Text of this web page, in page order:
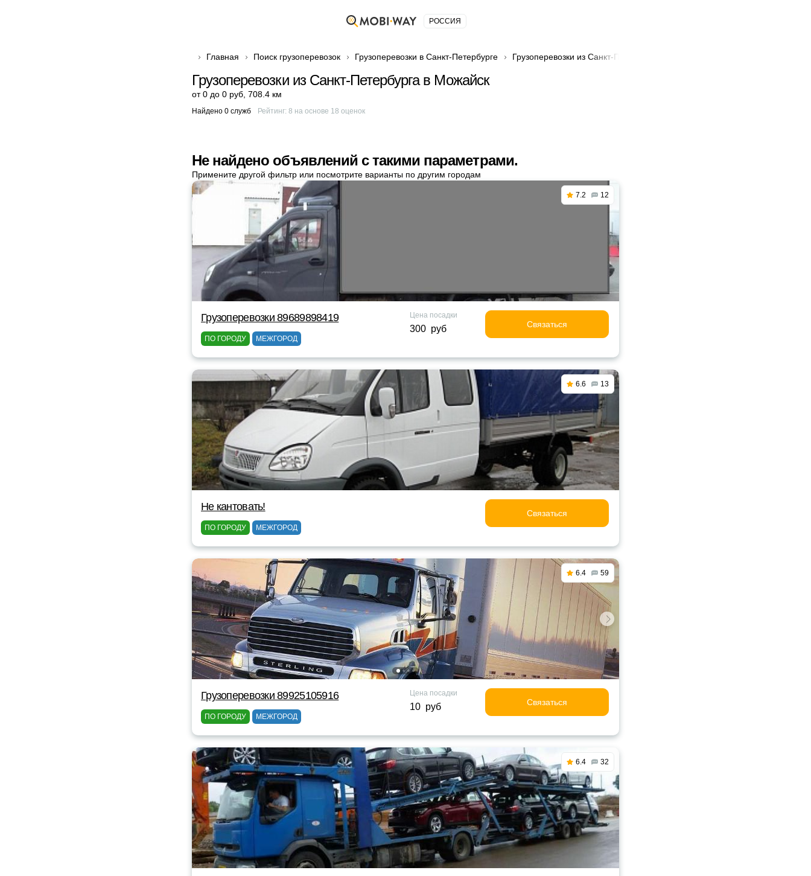
РОССИЯ
Главная Поиск грузоперевозок Грузоперевозки в Санкт-Петербурге Грузоперевозки из Санкт-Петербурга в Можайск
Грузоперевозки из Санкт-Петербурга в Можайск
от 0 до 0 руб 708.4 км
Найдено 0 служб Рейтинг: 8 на основе 18 оценок
Не найдено объявлений с такими параметрами.
Примените другой фильтр или посмотрите варианты по другим городам
7.2 12
Грузоперевозки 89689898419
ПО ГОРОДУ МЕЖГОРОД
Цена посадки
300 руб Связаться
6.6 13
Не кантовать!
ПО ГОРОДУ МЕЖГОРОД
Связаться
6.4 59
Грузоперевозки 89925105916
ПО ГОРОДУ МЕЖГОРОД
Цена посадки
10 руб Связаться
6.4 32